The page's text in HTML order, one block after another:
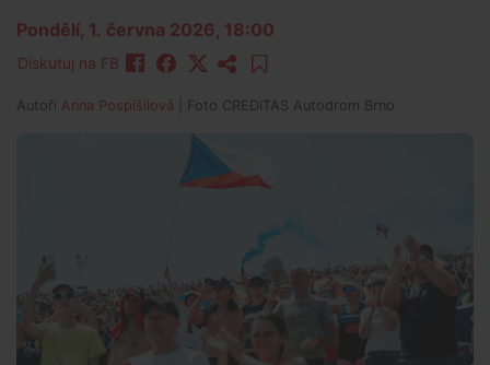
Pondělí, 1. června 2026, 18:00
Diskutuj na FB
Autoři Anna Pospíšilová | Foto CREDITAS Autodrom Brno